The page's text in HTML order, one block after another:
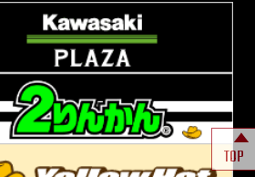
BMWS1000R
BMW S1000RR
アBM‘Sマフラー
BOLT C-Spec
BOLT R-Spec
福岡
長崎
熊本
TOP